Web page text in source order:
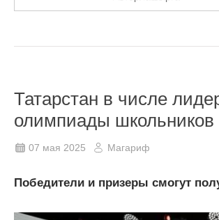
Татарстан в числе
олимпиады школьников
07 мая 2025 Магариф
Победители и призеры смогут